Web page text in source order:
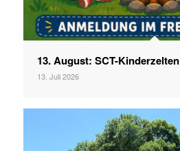
13. August: SCT-Kinderzelten
13. Juli 2026